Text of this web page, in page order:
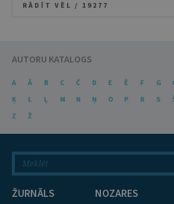
RĀDĪT VĒL / 19277
AUTORU KATALOGS
A Ā B C Č D E Ē F G
Ķ
L Ļ M N Ņ O P R S
Z
Ž
ŽURNĀLS NOZARES